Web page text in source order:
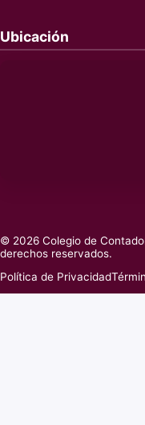
Ubicación
© 2026 Colegio de
derechos reservados.
Política de Privacidad